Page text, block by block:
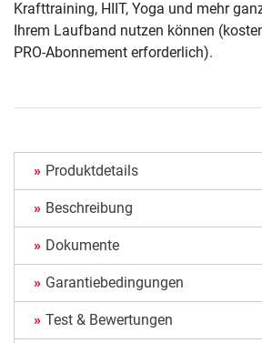
Krafttraining, HIIT, Yoga und mehr
Ihrem Laufband nutzen können
PRO-Abonnement erforderlich).
Produktdetails
Beschreibung
Dokumente
Garantiebedingungen
Test & Bewertungen